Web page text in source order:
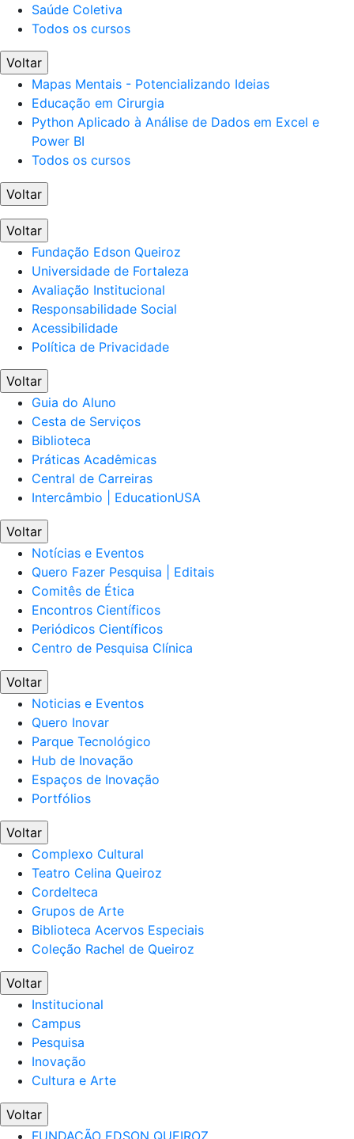
Saúde Coletiva
Todos os cursos
Voltar
Mapas Mentais - Potencializando Ideias
Educação em Cirurgia
Python Aplicado à Análise de Dados em Excel e
Power BI
Todos os cursos
Voltar
Voltar
Fundação Edson Queiroz
Universidade de Fortaleza
Avaliação Institucional
Responsabilidade Social
Acessibilidade
Política de Privacidade
Voltar
Guia do Aluno
Cesta de Serviços
Biblioteca
Práticas Acadêmicas
Central de Carreiras
Intercâmbio | EducationUSA
Voltar
Notícias e Eventos
Quero Fazer Pesquisa | Editais
Comitês de Ética
Encontros Científicos
Periódicos Científicos
Centro de Pesquisa Clínica
Voltar
Noticias e Eventos
Quero Inovar
Parque Tecnológico
Hub de Inovação
Espaços de Inovação
Portfólios
Voltar
Complexo Cultural
Teatro Celina Queiroz
Cordelteca
Grupos de Arte
Biblioteca Acervos Especiais
Coleção Rachel de Queiroz
Voltar
Institucional
Campus
Pesquisa
Inovação
Cultura e Arte
Voltar